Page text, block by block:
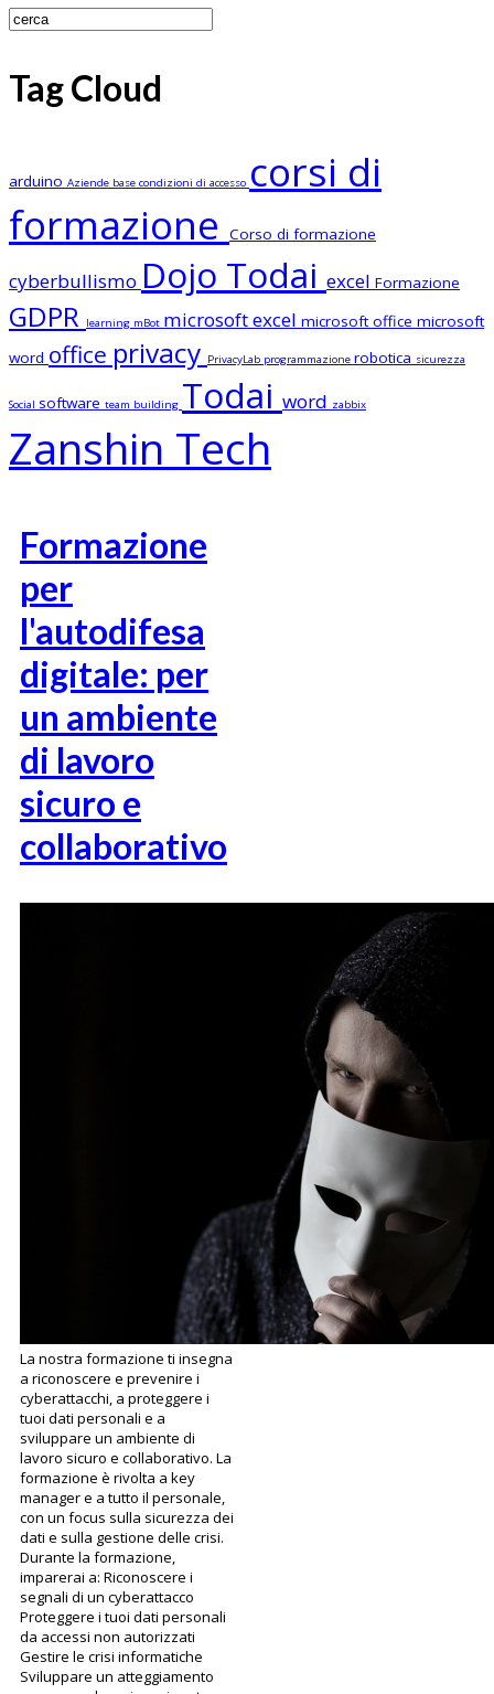
Tag Cloud
arduino Aziende base condizioni di accesso corsi di
formazione
Corso di formazione
cyberbullismo Dojo Todai excel Formazione
GDPR learning mBot microsoft excel microsoft office microsoft
word office privacy PrivacyLab programmazione robotica sicurezza
Social software team building Todai word zabbix
Zanshin Tech
Formazione
per
l'autodifesa
digitale: per
un ambiente
di lavoro
sicuro e
collaborativo
La nostra formazione ti insegna
a riconoscere e prevenire i
cyberattacchi, a proteggere i
tuoi dati personali e a
sviluppare un ambiente di
lavoro sicuro e collaborativo. La
formazione è rivolta a key
manager e a tutto il personale,
con un focus sulla sicurezza dei
dati e sulla gestione delle crisi.
Durante la formazione,
imparerai a: Riconoscere i
segnali di un cyberattacco
Proteggere i tuoi dati personali
da accessi non autorizzati
Gestire le crisi informatiche
Sviluppare un atteggiamento